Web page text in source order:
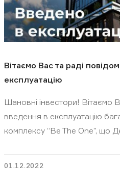
Вітаємо Вас та раді
експлуатацію
Шановні інвестори! Вітаємо
введення в експлуатацію
комплексу “Be The One”, що
01.12.2022